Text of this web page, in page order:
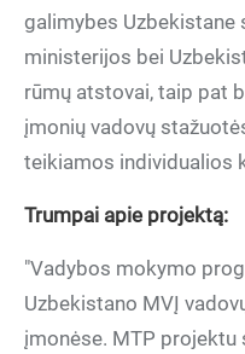
galimybes Uzbekistane
ministerijos bei
rūmų atstovai, taip pat
įmonių vadovų
teikiamos individualios
Trumpai apie projektą:
"Vadybos mokymo
Uzbekistano MVĮ
įmonėse. MTP